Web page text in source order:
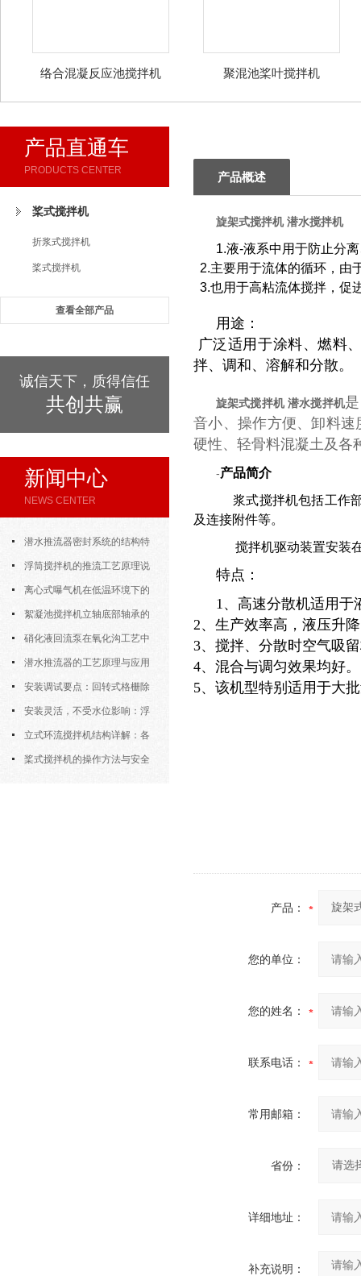
络合混凝反应池搅拌机 聚混池桨叶搅拌机
产品直通车
PRODUCTS CENTER
桨式搅拌机
折浆式搅拌机
桨式搅拌机
查看全部产品
诚信天下，质得信任
共创共赢
新闻中心
NEWS CENTER
潜水推流器密封系统的结构特
点与渗漏故障处理
浮筒搅拌机的推流工艺原理说
明 离心式曝气机在低温环境下的
运行特性与防冻措施
絮凝池搅拌机立轴底部轴承的
密封防水与免维护设计
硝化液回流泵在氧化沟工艺中
的布置位置对回流效果的影响
潜水推流器的工艺原理与应用
逻辑安装调试要点：回转式格栅除
污机的土建配合要求与水平度校准
安装灵活，不受水位影响：浮
筒式曝气机的结构优势与适用场景
立式环流搅拌机结构详解：各
部件的功能与协同
桨式搅拌机的操作方法与安全
产品概述
旋架式搅拌机 潜水搅拌机
1.液-液系中用于防止分
2.主要用于流体的循环，由
3.也用于高粘流体搅拌，促
用途：
广泛适用于涂料、燃料
拌、调和、溶解和分散。
旋架式搅拌机 潜水搅拌机
音小、操作方便、卸料
硬性、轻骨料混凝土及各
-产品简介
浆式搅拌机包括工作部
及连接附件等。
搅拌机驱动装置安装在
特点：
1、高速分散机适用于
2、生产效率高，液压升
3、搅拌、分散时空气吸
4、混合与调匀效果均好。
5、该机型特别适用于大
产品：
您的单位：
您的姓名：
联系电话：
常用邮箱：
省份：
详细地址：
补充说明：